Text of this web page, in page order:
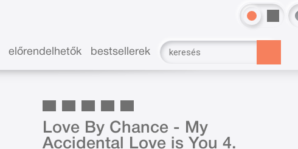
előrendelhetők bestsellerek
Love By Chance - My
Accidental Love is You 4.